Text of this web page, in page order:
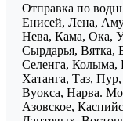
Отправка по
Енисей, Лена,
Нева, Кама, Ока,
Сырдарья, Вятка,
Селенга, Колыма,
Хатанга, Таз,
Вуокса, Нарва.
Азовское,